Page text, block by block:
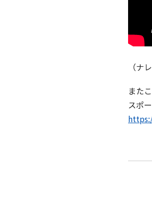
（ナ
また
スポ